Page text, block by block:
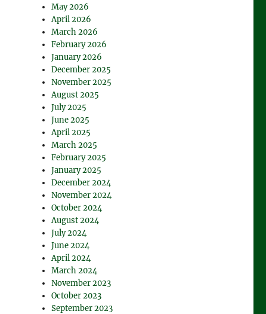
May 2026
April 2026
March 2026
February 2026
January 2026
December 2025
November 2025
August 2025
July 2025
June 2025
April 2025
March 2025
February 2025
January 2025
December 2024
November 2024
October 2024
August 2024
July 2024
June 2024
April 2024
March 2024
November 2023
October 2023
September 2023